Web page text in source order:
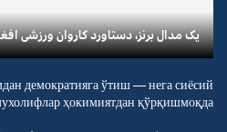
یک مدال برنز، دستاورد کاروان ورزشی
демократияга ўтиш — нега сиёсий
ҳокимиятдан қўрқишмоқда?